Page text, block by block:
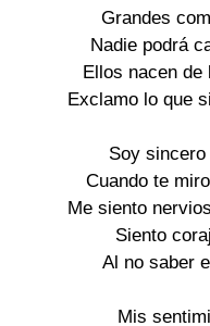
Grandes
Nadie podrá
Ellos nacen de
Exclamo lo que
Soy
Cuando te
Me siento
Siento
Al no saber
Mis